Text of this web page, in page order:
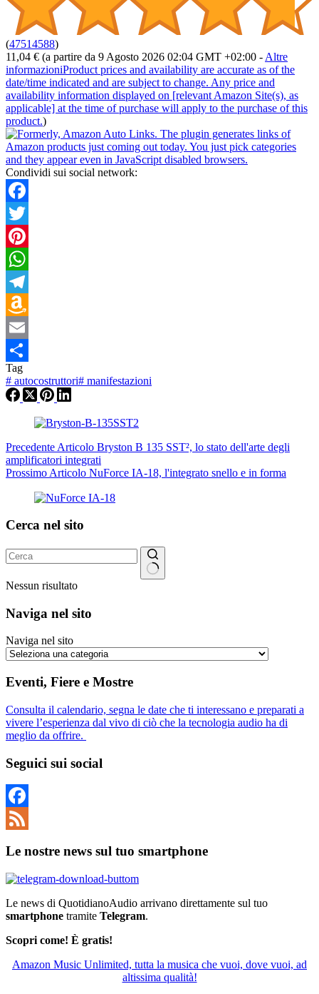
(47514588)
11,04 € (a partire da 9 Agosto 2026 02:04 GMT +02:00 - Altre
informazioniProduct prices and availability are accurate as of the
date/time indicated and are subject to change. Any price and
availability information displayed on [relevant Amazon Site(s), as
applicable] at the time of purchase will apply to the purchase of this
product.)
Condividi sui social network:
Facebook
Twitter
Pinterest
WhatsApp
Telegram
Amazon
Wish
List
Email
Condividi
Tag
# autocostruttori# manifestazioni
Precedente Articolo Bryston B 135 SST², lo stato dell'arte degli
amplificatori integrati
Prossimo Articolo NuForce IA-18, l'integrato snello e in forma
Cerca nel sito
Nessun risultato
Naviga nel sito
Naviga nel sito
Eventi, Fiere e Mostre
Consulta il calendario, segna le date che ti interessano e preparati a
vivere l’esperienza dal vivo di ciò che la tecnologia audio ha di
meglio da offrire.
Seguici sui social
Facebook
Le nostre news sul tuo smartphone
Le news di QuotidianoAudio arrivano direttamente sul tuo
smartphone tramite Telegram.
Scopri come! È gratis!
Amazon Music Unlimited, tutta la musica che vuoi, dove vuoi, ad
altissima qualità!